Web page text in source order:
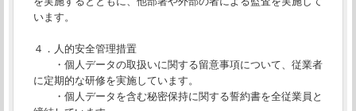
います。
４．人的安全管理措置
・個人データの取扱いに関する留意事項について、従業者
に定期的な研修を実施しています。
・個人データを含む秘密保持に関する誓約書を全従業員と